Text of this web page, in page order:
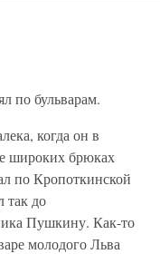
по бульварам.
когда он в
широких брюках
по Кропоткинской
так до
Пушкину. Как-то
молодого Льва